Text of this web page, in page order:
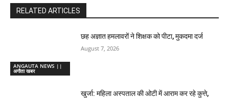
RELATED ARTICLES
ANGAUTA NEWS ||
अगौता खबर
छह अज्ञात हमलावरों ने शिक्षक को पीटा, मुकदमा दर्ज
August 7, 2026
खुर्जा: महिला अस्पताल की ओटी में आराम कर रहे कुत्ते,